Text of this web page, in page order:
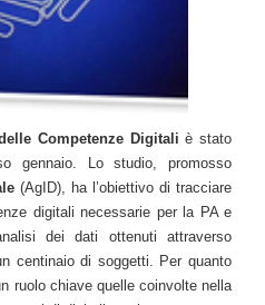
Competenze Digitali è stato
gennaio. Lo studio, promosso
(AgID), ha l’obiettivo di tracciare
digitali necessarie per la PA e
dei dati ottenuti attraverso
centinaio di soggetti. Per quanto
ruolo chiave quelle coinvolte nella